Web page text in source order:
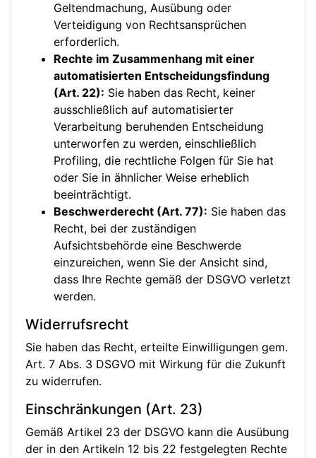
Geltendmachung, Ausübung oder
Verteidigung von Rechtsansprüchen
erforderlich.
Rechte im Zusammenhang mit einer
automatisierten Entscheidungsfindung
(Art. 22): Sie haben das Recht, keiner
ausschließlich auf automatisierter
Verarbeitung beruhenden Entscheidung
unterworfen zu werden, einschließlich
Profiling, die rechtliche Folgen für Sie hat
oder Sie in ähnlicher Weise erheblich
beeinträchtigt.
Beschwerderecht (Art. 77): Sie haben das
Recht, bei der zuständigen
Aufsichtsbehörde eine Beschwerde
einzureichen, wenn Sie der Ansicht sind,
dass Ihre Rechte gemäß der DSGVO verletzt
werden.
Widerrufsrecht
Sie haben das Recht, erteilte Einwilligungen gem.
Art. 7 Abs. 3 DSGVO mit Wirkung für die Zukunft
zu widerrufen.
Einschränkungen (Art. 23)
Gemäß Artikel 23 der DSGVO kann die Ausübung
der in den Artikeln 12 bis 22 festgelegten Rechte